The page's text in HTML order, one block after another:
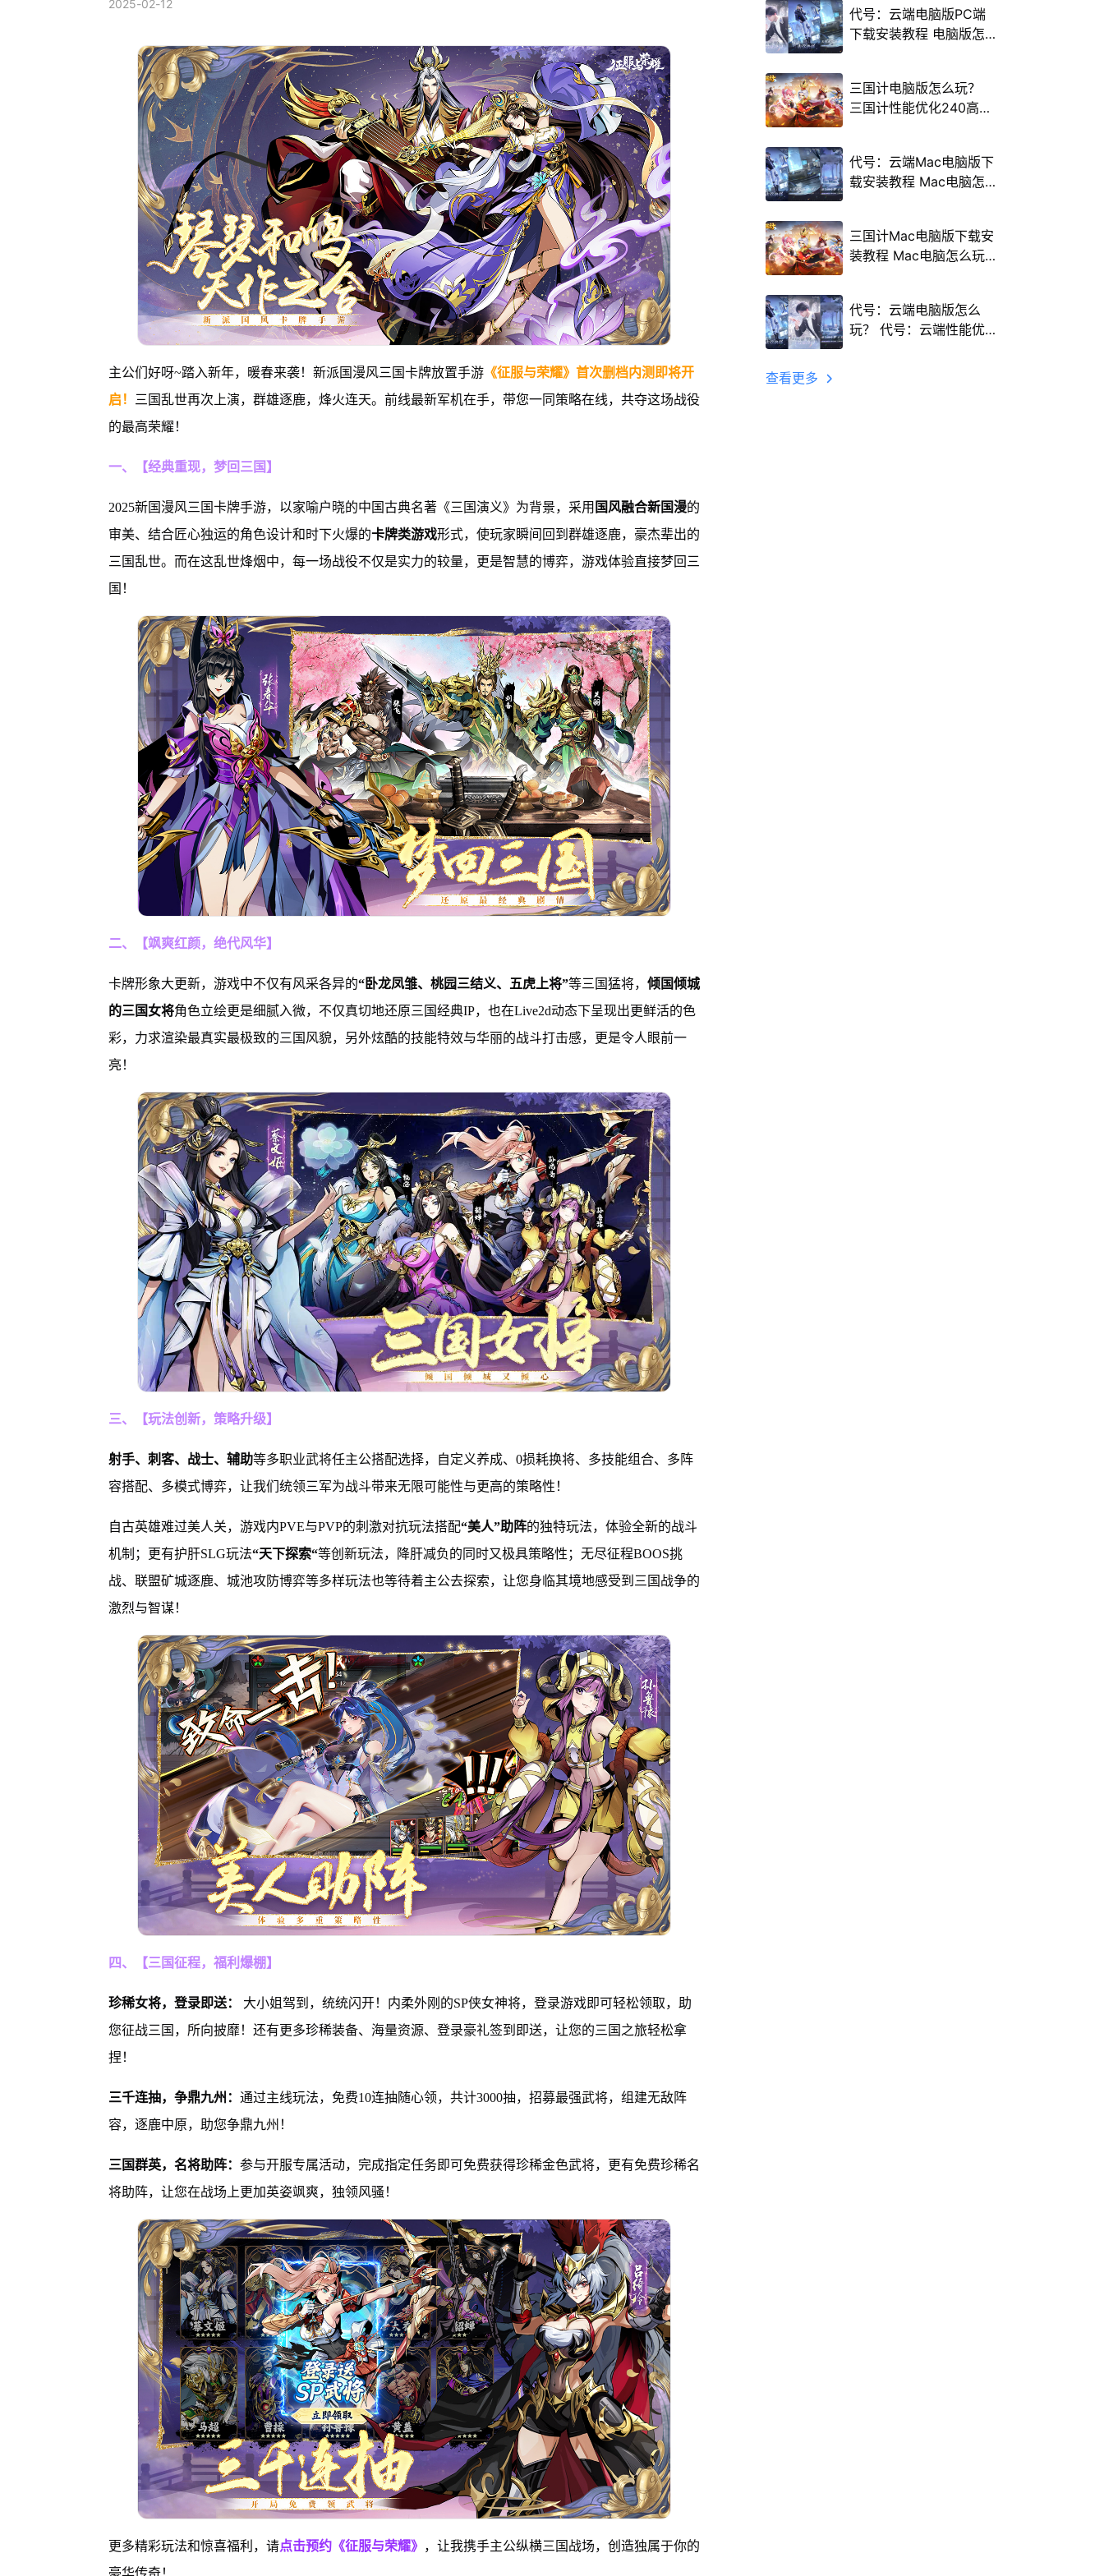
2025-02-12
主公们好呀~踏入新年，暖春来袭！新派国漫风三国卡牌放置手游《征服与荣耀》首次删档内测即将开
启！
三国乱世再次上演，群雄逐鹿，烽火连天。前线最新军机在手，带您一同策略在线，共夺这场战役
的最高荣耀！
一、【经典重现，梦回三国】
2025新国漫风三国卡牌手游，以家喻户晓的中国古典名著《三国演义》为背景，采用 国风融合新国漫的
审美、结合匠心独运的角色设计和时下火爆的卡牌类游戏形式，使玩家瞬间回到群雄逐鹿，豪杰辈出的
三国乱世。而在这乱世烽烟中，每一场战役不仅是实力的较量，更是智慧的博弈，游戏体验直接梦回三
国！
二、【飒爽红颜，绝代风华】
卡牌形象大更新，游戏中不仅有风采各异的“卧龙凤雏、桃园三结义、五虎上将”等三国猛将， 倾国倾城
的三国女将角色立绘更是细腻入微，不仅真切地还原三国经典IP，也在Live2d动态下呈现出更鲜活的色
彩，力求渲染最真实最极致的三国风貌，另外炫酷的技能特效与华丽的战斗打击感，更是令人眼前一
亮！
三、【玩法创新，策略升级】
射手、刺客、战士、辅助等多职业武将任主公搭配选择，自定义养成、0损耗换将、多技能组合、多阵
容搭配、多模式博弈，让我们统领三军为战斗带来无限可能性与更高的策略性！
自古英雄难过美人关，游戏内PVE与PVP的刺激对抗玩法搭配“美人”助阵的独特玩法，体验全新的战斗
机制；更有护肝SLG玩法“天下探索“等创新玩法，降肝减负的同时又极具策略性；无尽征程BOOS挑
战、联盟矿城逐鹿、城池攻防博弈等多样玩法也等待着主公去探索，让您身临其境地感受到三国战争的
激烈与智谋！
四、【三国征程，福利爆棚】
珍稀女将，登录即送： 大小姐驾到，统统闪开！内柔外刚的SP侠女神将，登录游戏即可轻松领取，助
您征战三国，所向披靡！还有更多珍稀装备、海量资源、登录豪礼签到即送，让您的三国之旅轻松拿
捏！
三千连抽，争鼎九州： 通过主线玩法，免费10连抽随心领，共计3000抽，招募最强武将，组建无敌阵
容，逐鹿中原，助您争鼎九州！
三国群英，名将助阵： 参与开服专属活动，完成指定任务即可免费获得珍稀金色武将，更有免费珍稀名
将助阵，让您在战场上更加英姿飒爽，独领风骚！
更多精彩玩法和惊喜福利，请点击预约《征服与荣耀》 ，让我携手主公纵横三国战场，创造独属于你的
代号：云端电脑版PC端
下载安装教程 电脑版怎
三国计电脑版怎么玩？
三国计性能优化240高帧
代号：云端Mac电脑版下
载安装教程 Mac电脑怎
三国计Mac电脑版下载安
装教程 Mac电脑怎么玩
代号：云端电脑版怎么
玩？ 代号：云端性能优
查看更多